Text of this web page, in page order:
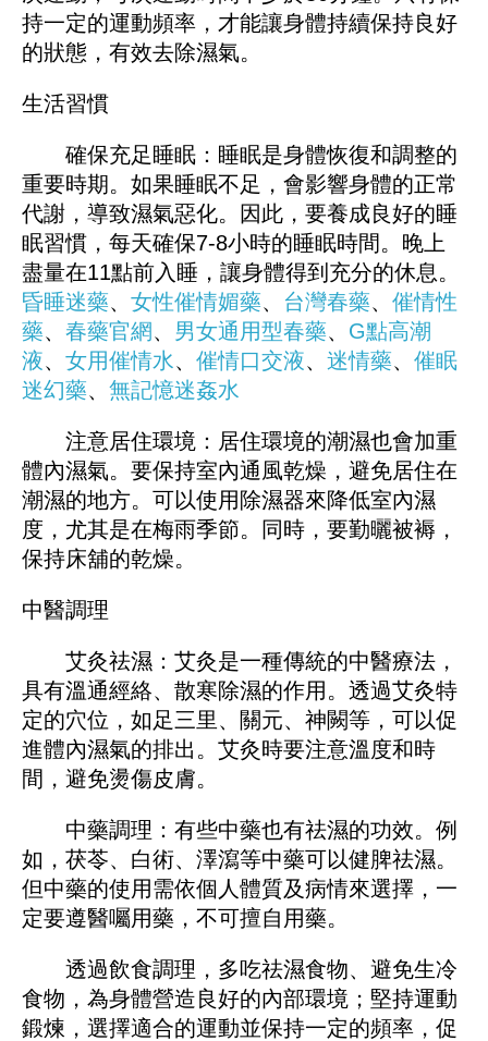
持一定的運動頻率，才能讓身體持續保持良好
的狀態，有效去除濕氣。
生活習慣
確保充足睡眠：睡眠是身體恢復和調整的
重要時期。如果睡眠不足，會影響身體的正常
代謝，導致濕氣惡化。因此，要養成良好的睡
眠習慣，每天確保7-8小時的睡眠時間。晚上
盡量在11點前入睡，讓身體得到充分的休息。
昏睡迷藥、 女性催情媚藥、 台灣春藥、 催情性
藥、 春藥官網、 男女通用型春藥、 G點高潮
液、 女用催情水、 催情口交液、 迷情藥、 催眠
迷幻藥、 無記憶迷姦水
注意居住環境：居住環境的潮濕也會加重
體內濕氣。要保持室內通風乾燥，避免居住在
潮濕的地方。可以使用除濕器來降低室內濕
度，尤其是在梅雨季節。同時，要勤曬被褥，
保持床舖的乾燥。
中醫調理
艾灸祛濕：艾灸是一種傳統的中醫療法，
具有溫通經絡、散寒除濕的作用。透過艾灸特
定的穴位，如足三里、關元、神闕等，可以促
進體內濕氣的排出。艾灸時要注意溫度和時
間，避免燙傷皮膚。
中藥調理：有些中藥也有祛濕的功效。例
如，茯苓、白術、澤瀉等中藥可以健脾祛濕。
但中藥的使用需依個人體質及病情來選擇，一
定要遵醫囑用藥，不可擅自用藥。
透過飲食調理，多吃祛濕食物、避免生冷
食物，為身體營造良好的內部環境；堅持運動
鍛煉，選擇適合的運動並保持一定的頻率，促